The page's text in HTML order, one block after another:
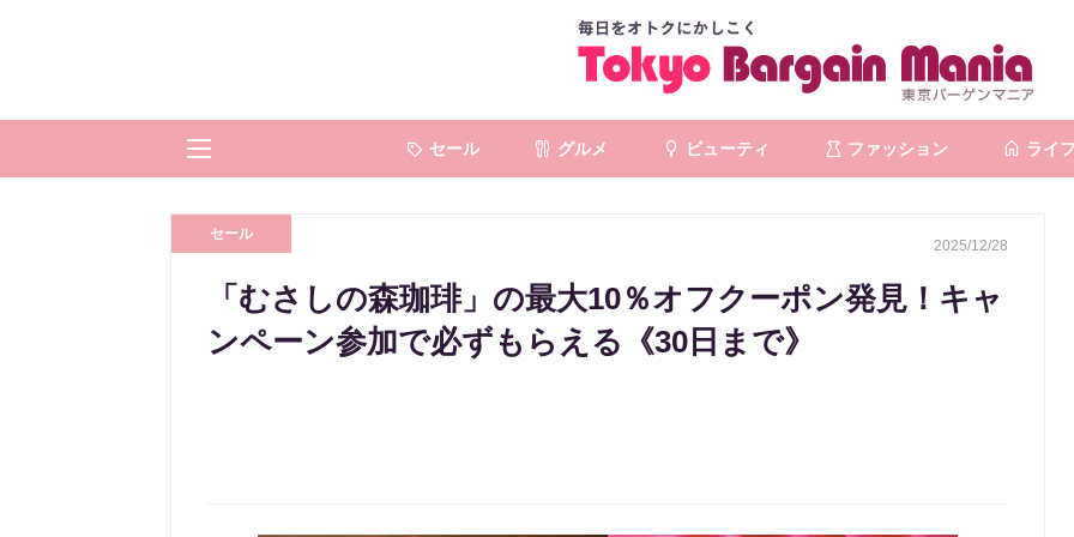
セール グルメ ビューティ ファッション ライフ
セール
2025/12/28
「むさしの森珈琲」の最大10％オフクーポン発見！キャ
ンペーン参加で必ずもらえる《30日まで》